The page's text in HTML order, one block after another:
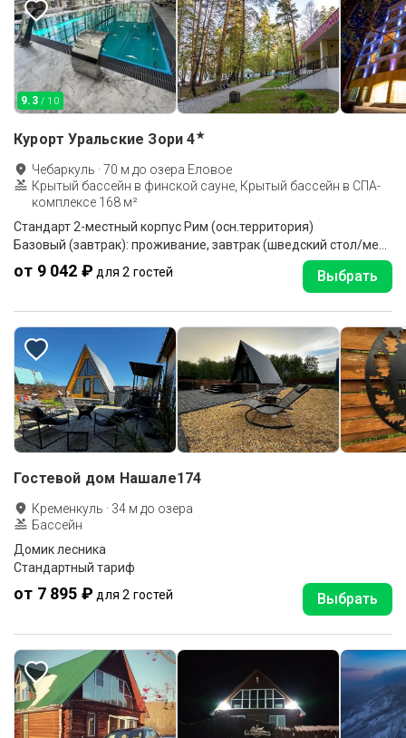
9.3 / 10
Курорт Уральские Зори 4★
Чебаркуль ·70 м до озера Еловое
Крытый бассейн в финской сауне, Крытый бассейн в СПА-
комплексе 168 м²
Стандарт 2-местный корпус Рим (осн.территория)
от 9 042 ₽ для 2 гостей Выбрать
Гостевой дом Нашале174
Кременкуль · 34 м до озера
Бассейн
Домик лесника
Стандартный тариф
от 7 895 ₽ для 2 гостей Выбрать